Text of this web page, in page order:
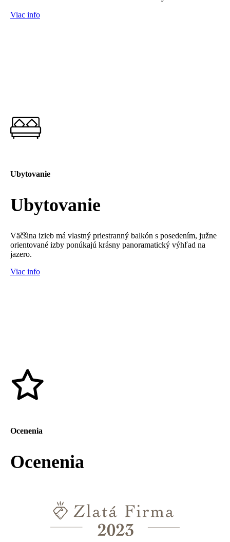
Viac info
Ubytovanie
Ubytovanie
Väčšina izieb má vlastný priestranný balkón s posedením, južne
orientované izby ponúkajú krásny panoramatický výhľad na
jazero.
Viac info
Ocenenia
Ocenenia